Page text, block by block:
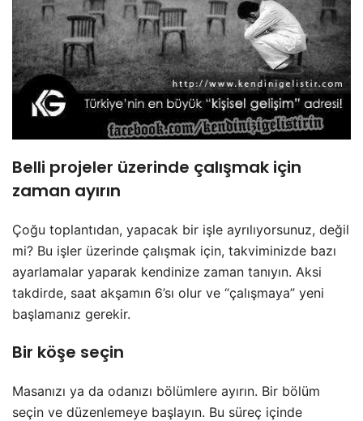
Belli projeler üzerinde çalışmak için
zaman ayırın
Çoğu toplantıdan, yapacak bir işle ayrılıyorsunuz, değil
mi? Bu işler üzerinde çalışmak için, takviminizde bazı
ayarlamalar yaparak kendinize zaman tanıyın. Aksi
takdirde, saat akşamın 6’sı olur ve “çalışmaya” yeni
başlamanız gerekir.
Bir köşe seçin
Masanızı ya da odanızı bölümlere ayırın. Bir bölüm
seçin ve düzenlemeye başlayın. Bu süreç içinde